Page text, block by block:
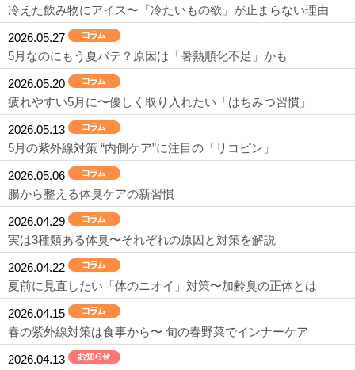
冷えた飲み物にアイス〜「冷たいもの欲」が止まらない理由
2026.05.27
5月なのにもう夏バテ？原因は「暑熱順化不足」かも
2026.05.20
疲れやすい5月に〜優しく取り入れたい「はちみつ習慣」
2026.05.13
5月の紫外線対策 “内側ケア”に注目の「リコピン」
2026.05.06
腸から整える体臭ケアの新習慣
2026.04.29
実は3種類ある体臭〜それぞれの原因と対策を解説
2026.04.22
夏前に見直したい「体のニオイ」対策〜加齢臭の正体とは
2026.04.15
春の紫外線対策は食事から〜 旬の春野菜でインナーケア
2026.04.13